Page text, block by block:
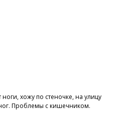
хожу по стеночке, на улицу
Проблемы с кишечником.